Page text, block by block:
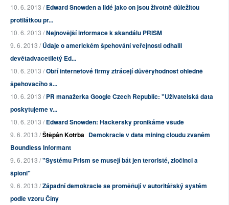
10. 6. 2013 /Edward Snowden a lidé jako on jsou životně důležitou
protilátkou pr...
10. 6. 2013 /Nejnovější informace k skandálu PRISM
9. 6. 2013 /Údaje o americkém špehování veřejnosti odhalil
devětadvacetiletý Ed...
10. 6. 2013 /Obří internetové firmy ztrácejí důvěryhodnost ohledně
špehovacího s...
10. 6. 2013 /PR manažerka Google Czech Republic: "Uživatelská data
poskytujeme v...
10. 6. 2013 /Edward Snowden: Hackersky pronikáme všude
9. 6. 2013 /Štěpán Kotrba Demokracie v data mining cloudu zvaném
Boundless Informant
9. 6. 2013 /"Systému Prism se musejí bát jen teroristé, zločinci a
špioni"
9. 6. 2013 /Západní demokracie se proměňují v autoritářský systém
podle vzoru Číny